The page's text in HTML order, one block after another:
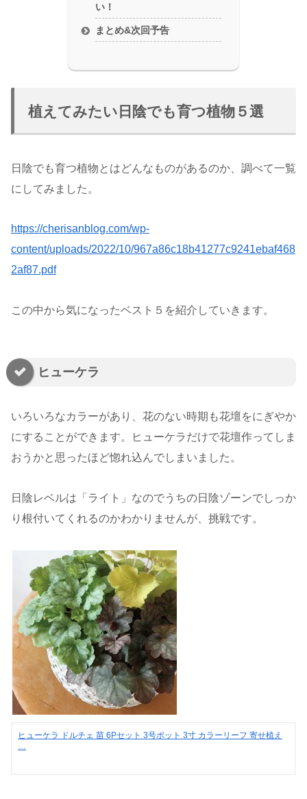
い！
まとめ&次回予告
植えてみたい日陰でも育つ植物５選
日陰でも育つ植物とはどんなものがあるのか、調べて一覧
にしてみました。
https://cherisanblog.com/wp-
content/uploads/2022/10/967a86c18b41277c9241ebaf468
2af87.pdf
この中から気になったベスト５を紹介していきます。
ヒューケラ
いろいろなカラーがあり、花のない時期も花壇をにぎやか
にすることができます。ヒューケラだけで花壇作ってしま
おうかと思ったほど惚れ込んでしまいました。
日陰レベルは「ライト」なのでうちの日陰ゾーンでしっか
り根付いてくれるのかわかりませんが、挑戦です。
ヒューケラ ドルチェ 苗 6Pセット 3号ポット 3寸 カラーリーフ 寄せ植え
…